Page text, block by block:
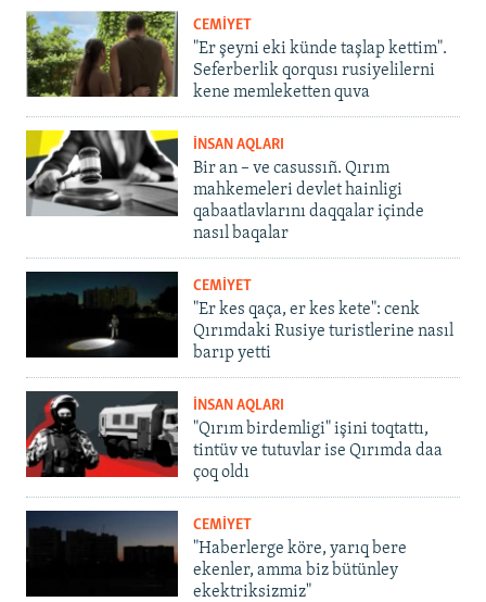
CEMİYET
"Er şeyni eki künde taşlap kettim".
Seferberlik qorqusı rusiyelilerni
kene memleketten quva
İNSAN AQLARI
Bir an – ve casussıñ. Qırım
mahkemeleri devlet hainligi
qabaatlavlarını daqqalar içinde
nasıl baqalar
CEMİYET
"Er kes qaça, er kes kete": cenk
Qırımdaki Rusiye turistlerine nasıl
barıp yetti
İNSAN AQLARI
"Qırım birdemligi" işini toqtattı,
tintüv ve tutuvlar ise Qırımda daa
çoq oldı
CEMİYET
"Haberlerge köre, yarıq bere
ekenler, amma biz bütünley
ekektriksizmiz"